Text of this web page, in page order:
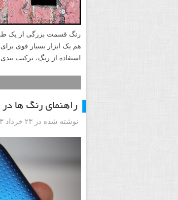
رنگ قسمت بزرگی از یک
هم یک ابزار بسیار قوی
استفاده از رنگ، ترکیب
راهنمای رنگ ها در
نوشته شده در ۲۳ خرداد ۱۳۹۳